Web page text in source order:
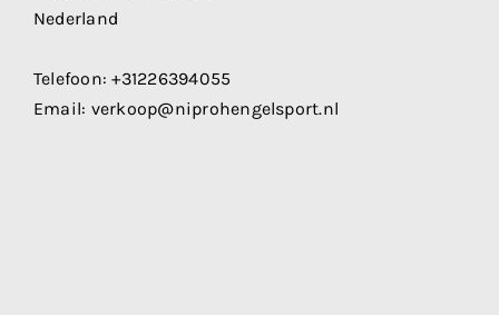
Nederland
Telefoon:+31226394055
Email: verkoop@niprohengelsport.nl